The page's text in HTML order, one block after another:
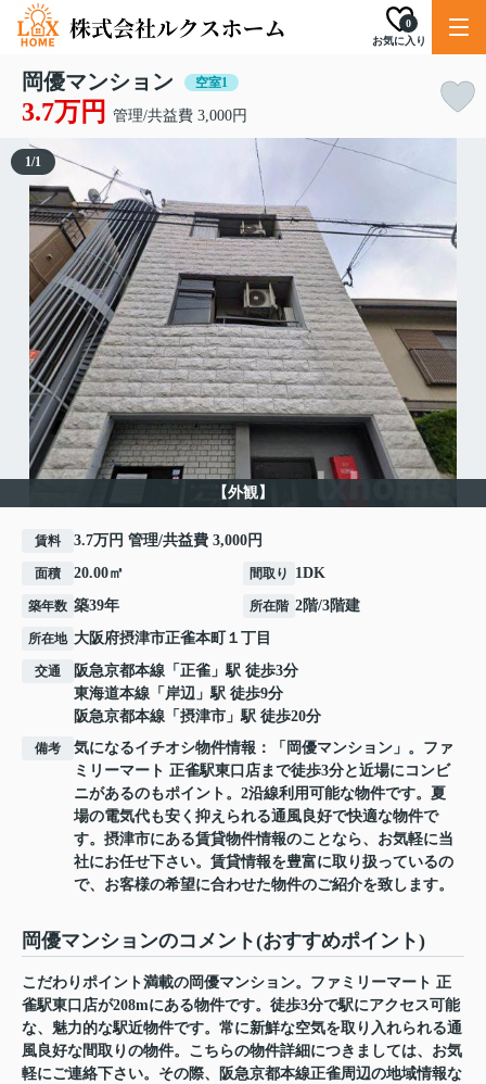
お気に入り
0
岡優マンション 空室1
3.7万円 管理/共益費 3,000円
【外観】
1/1
賃料 3.7万円 管理/共益費 3,000円
面積 20.00㎡ 間取り 1DK
築年数 築39年 所在階 2階/3階建
所在地 大阪府摂津市正雀本町 １丁目
交通 阪急京都本線 「 正雀 」駅 徒歩3分
東海道本線 「 岸辺 」駅 徒歩9分
阪急京都本線 「 摂津市 」駅 徒歩20分
備考
気になるイチオシ物件情報：「岡優マンション」。ファ
ミリーマート 正雀駅東口店まで徒歩3分と近場にコンビ
ニがあるのもポイント。2沿線利用可能な物件です。夏
場の電気代も安く抑えられる通風良好で快適な物件で
す。摂津市にある賃貸物件情報のことなら、お気軽に当
社にお任せ下さい。賃貸情報を豊富に取り扱っているの
で、お客様の希望に合わせた物件のご紹介を致します。
岡優マンションのコメント(おすすめポイント)
こだわりポイント満載の岡優マンション。ファミリーマート 正
雀駅東口店が208mにある物件です。徒歩3分で駅にアクセス可能
な、魅力的な駅近物件です。常に新鮮な空気を取り入れられる通
風良好な間取りの物件。こちらの物件詳細につきましては、お気
軽にご連絡下さい。その際、阪急京都本線正雀周辺の地域情報な